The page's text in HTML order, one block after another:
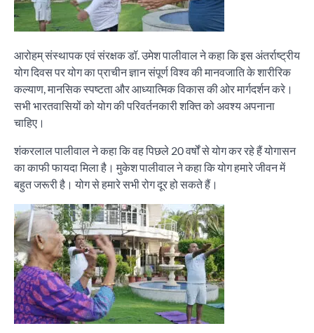
आरोहम् संस्थापक एवं संरक्षक डॉ. उमेश पालीवाल ने कहा कि इस अंतर्राष्ट्रीय
योग दिवस पर योग का प्राचीन ज्ञान संपूर्ण विश्व की मानवजाति के शारीरिक
कल्याण, मानसिक स्पष्टता और आध्यात्मिक विकास की ओर मार्गदर्शन करे।
सभी भारतवासियों को योग की परिवर्तनकारी शक्ति को अवश्य अपनाना
चाहिए।
शंकरलाल पालीवाल ने कहा कि वह पिछले 20 वर्षों से योग कर रहे हैं योगासन
का काफी फायदा मिला है। मुकेश पालीवाल ने कहा कि योग हमारे जीवन में
बहुत जरूरी है। योग से हमारे सभी रोग दूर हो सकते हैं।